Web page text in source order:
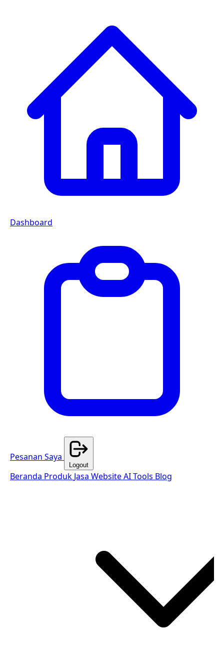
Dashboard
Pesanan Saya
Logout
Beranda Produk Jasa WebsiteAI Tools Blog